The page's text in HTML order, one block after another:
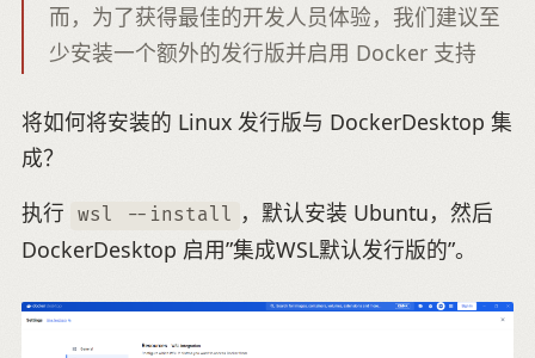
而，为了获得最佳的开发人员体验，我们建议至
少安装一个额外的发行版并启用 Docker 支持
将如何将安装的 Linux 发行版与 DockerDesktop 集
成？
执行
wsl --install ，默认安装 Ubuntu，然后
DockerDesktop 启用”集成WSL默认发行版的”。